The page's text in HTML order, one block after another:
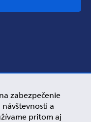
zabezpečenie
a
pritom aj